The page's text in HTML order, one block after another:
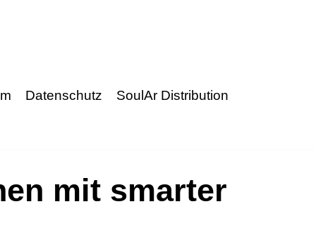
Datenschutz SoulAr Distribution
mit smarter